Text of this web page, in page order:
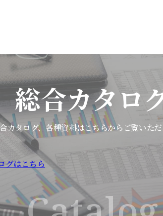
総合カタロ
カタログ、各種資料はこちらからご覧いた
グはこちら